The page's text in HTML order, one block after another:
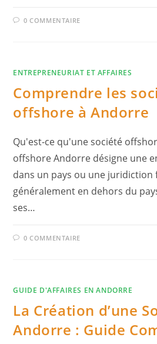
0 COMMENTAIRE
ENTREPRENEURIAT ET AFFAIRES
Comprendre les
offshore à Andorre
Qu'est-ce qu'une société
offshore Andorre désigne une
dans un pays ou une juridiction
généralement en dehors du
ses…
0 COMMENTAIRE
GUIDE D'AFFAIRES EN ANDORRE
La Création d’une
Andorre : Guide